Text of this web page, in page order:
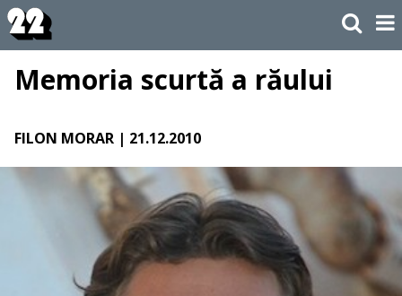
Memoria scurtă a răului
FILON MORAR | 21.12.2010